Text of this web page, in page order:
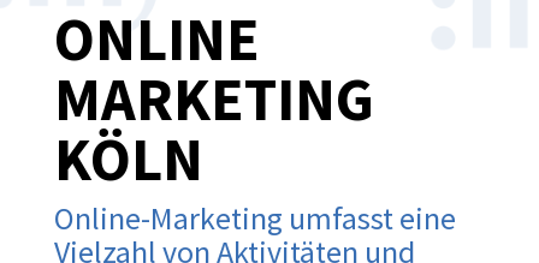
ONLINE
MARKETING
KÖLN
Online-Marketing umfasst eine
Vielzahl von Aktivitäten und